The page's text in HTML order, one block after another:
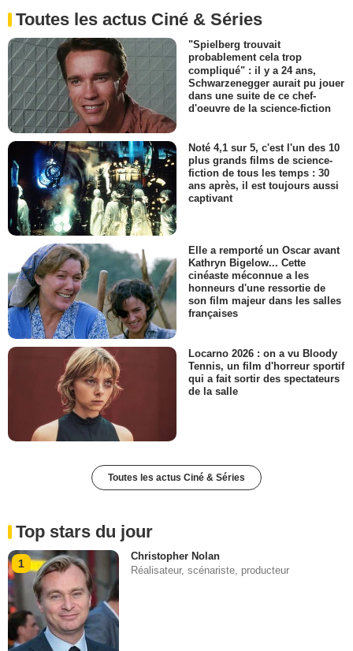
Toutes les actus Ciné & Séries
"Spielberg trouvait
probablement cela trop
compliqué" : il y a 24 ans,
Schwarzenegger aurait pu jouer
dans une suite de ce chef-
d'oeuvre de la science-fiction
Noté 4,1 sur 5, c'est l'un des 10
plus grands films de science-
fiction de tous les temps : 30
ans après, il est toujours aussi
captivant
Elle a remporté un Oscar avant
Kathryn Bigelow... Cette
cinéaste méconnue a les
honneurs d'une ressortie de
son film majeur dans les salles
françaises
Locarno 2026 : on a vu Bloody
Tennis, un film d'horreur sportif
qui a fait sortir des spectateurs
de la salle
Toutes les actus Ciné & Séries
Top stars du jour
1
Christopher Nolan
Réalisateur, scénariste, producteur